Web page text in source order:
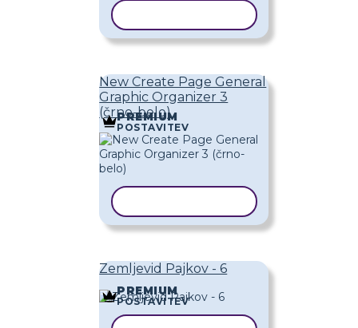
New Create Page General
Graphic Organizer 3
(črno-belo)
PREMIUM
POSTAVITEV
Zemljevid Pajkov - 6
PREMIUM
POSTAVITEV